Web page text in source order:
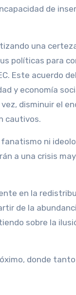
de
una
políticas para
Este acuerdo
y economía
disminuir el
cautivos.
ni
a una crisis
en la
de la
sobre la
donde